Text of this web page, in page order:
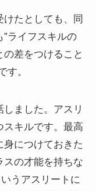
たとしても、同
ライフスキルの
差をつけること
す。
ました。アスリ
スキルです。最高
につけておきた
スの才能を持ちな
うアスリートに